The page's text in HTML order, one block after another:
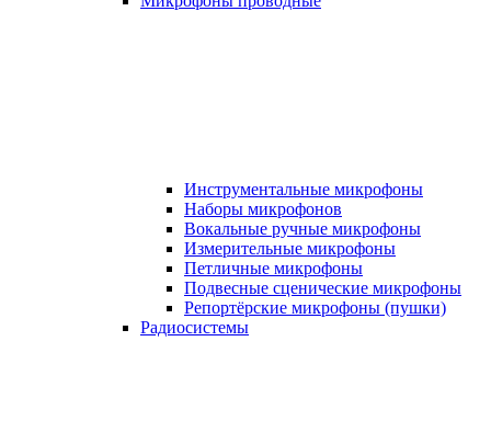
Инструментальные микрофоны
Наборы микрофонов
Вокальные ручные микрофоны
Измерительные микрофоны
Петличные микрофоны
Подвесные сценические микрофоны
Репортёрские микрофоны (пушки)
Радиосистемы